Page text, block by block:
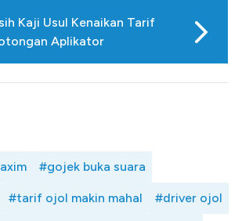
Kaji Usul Kenaikan Tarif
Aplikator
#gojek buka suara
#tarif ojol makin mahal #driver ojol